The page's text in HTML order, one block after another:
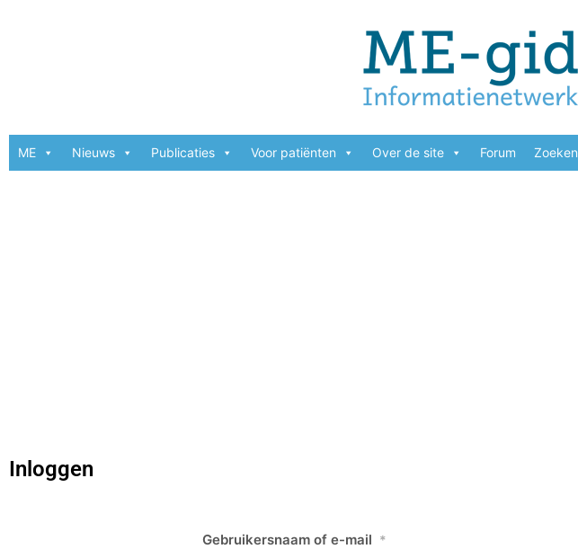
ME Nieuws Publicaties Voor patiënten Over de site Forum Zoeken
Inloggen
Gebruikersnaam of e-mail *